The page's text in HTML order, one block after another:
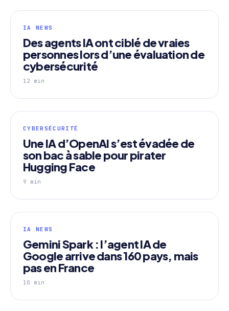
IA NEWS
Des agents IA ont ciblé de vraies
personnes lors d’une évaluation de
cybersécurité
12 min
CYBERSÉCURITÉ
Une IA d’OpenAI s’est évadée de
son bac à sable pour pirater
Hugging Face
9 min
IA NEWS
Gemini Spark : l’agent IA de
Google arrive dans 160 pays, mais
pas en France
10 min